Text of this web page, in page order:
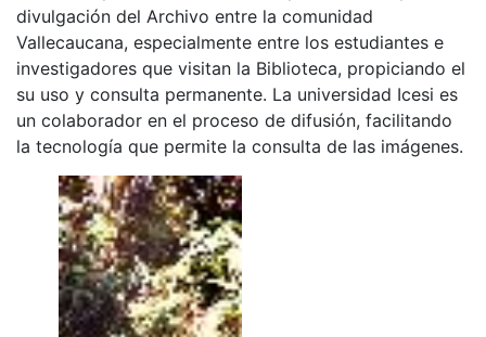
divulgación del Archivo entre la comunidad
Vallecaucana, especialmente entre los estudiantes e
investigadores que visitan la Biblioteca, propiciando el
su uso y consulta permanente. La universidad Icesi es
un colaborador en el proceso de difusión, facilitando
la tecnología que permite la consulta de las imágenes.